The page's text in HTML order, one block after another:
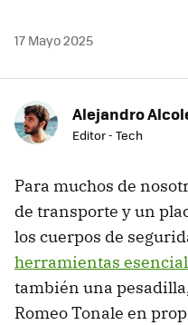
17 Mayo 2025
Alejandro
Editor - Tech
Para muchos de
de transporte y un
los cuerpos de
herramientas
también una
Romeo Tonale en